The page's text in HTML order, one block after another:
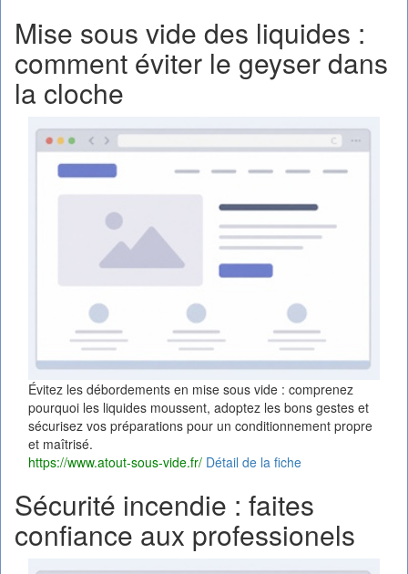
Mise sous vide des liquides :
comment éviter le geyser dans
la cloche
Évitez les débordements en mise sous vide : comprenez
pourquoi les liquides moussent, adoptez les bons gestes et
sécurisez vos préparations pour un conditionnement propre
et maîtrisé.
https://www.atout-sous-vide.fr/ Détail de la fiche
Sécurité incendie : faites
confiance aux professionels